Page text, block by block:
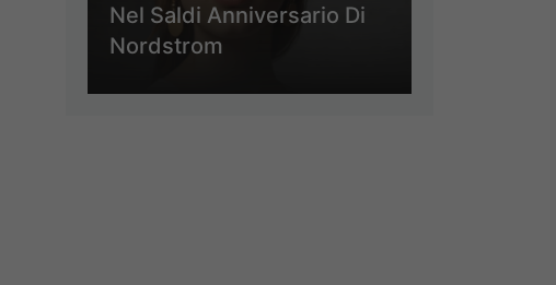
Nel Saldi Anniversario Di
Nordstrom